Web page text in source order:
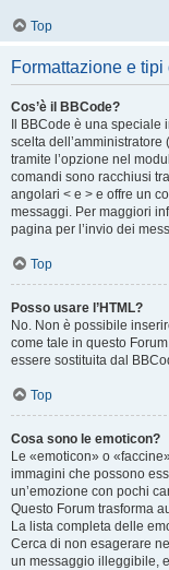
Top
Formattazione e tipi
Cos’è il BBCode?
Il BBCode è una
scelta
tramite l’opzione nel
comandi sono racchiusi
angolari < e > e offre un
messaggi. Per maggiori
pagina per l’invio dei
Top
Posso usare l’HTML?
No. Non è possibile
come tale in questo
essere sostituita dal
Top
Cosa sono le emoticon?
Le «emoticon» o
immagini che possono
un’emozione con pochi
Questo Forum trasforma
La lista completa delle
Cerca di non esagerare
un messaggio illeggibile,